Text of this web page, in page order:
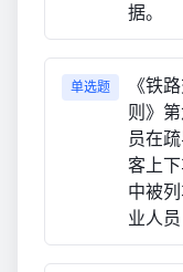
据。
单选题
《铁
则》
员在
客上
中被
业人员